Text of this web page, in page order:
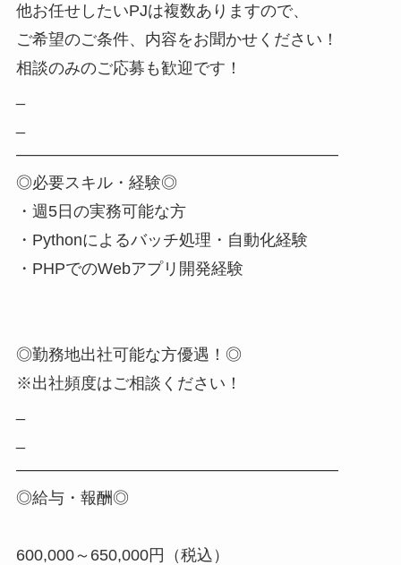
他お任せしたいPJは複数ありますので、
ご希望のご条件、内容をお聞かせください！
相談のみのご応募も歓迎です！
――――――――――――――――――――
◎必要スキル・経験◎
・週5日の実務可能な方
・Pythonによるバッチ処理・自動化経験
・PHPでのWebアプリ開発経験
◎勤務地出社可能な方優遇！◎
※出社頻度はご相談ください！
――――――――――――――――――――
◎給与・報酬◎
600,000～650,000円（税込）